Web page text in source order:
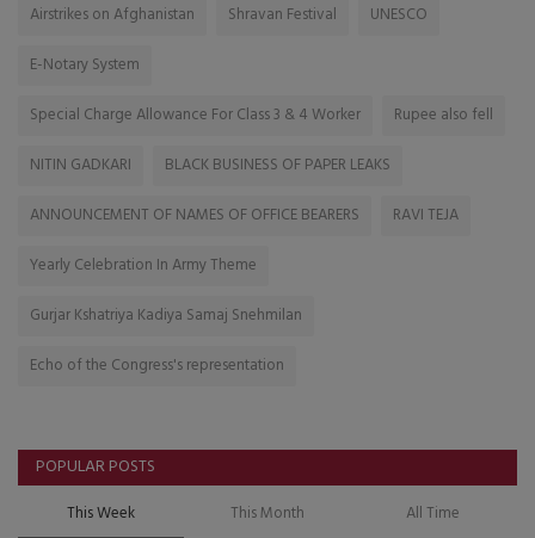
Airstrikes on Afghanistan
Shravan Festival
UNESCO
E-Notary System
Special Charge Allowance For Class 3 & 4 Worker
Rupee also fell
NITIN GADKARI
BLACK BUSINESS OF PAPER LEAKS
ANNOUNCEMENT OF NAMES OF OFFICE BEARERS
RAVI TEJA
Yearly Celebration In Army Theme
Gurjar Kshatriya Kadiya Samaj Snehmilan
Echo of the Congress's representation
POPULAR POSTS
This Week This Month All Time